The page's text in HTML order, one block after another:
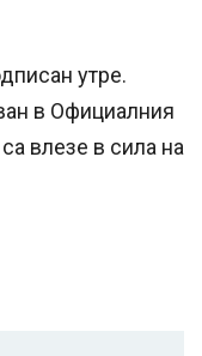
утре.
в Официалния
влезе в сила на